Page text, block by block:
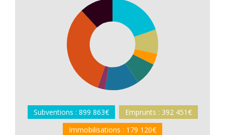
Subventions : 899 863€
Emprunts : 392 451€
Immobilisations : 179 120€